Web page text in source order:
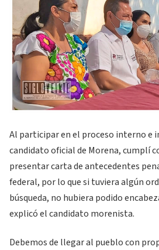
Al participar en el proceso interno e
candidato oficial de Morena, cumplí
presentar carta de antecedentes
federal, por lo que si tuviera algún
búsqueda, no hubiera podido
explicó el candidato morenista.
Debemos de llegar al pueblo con